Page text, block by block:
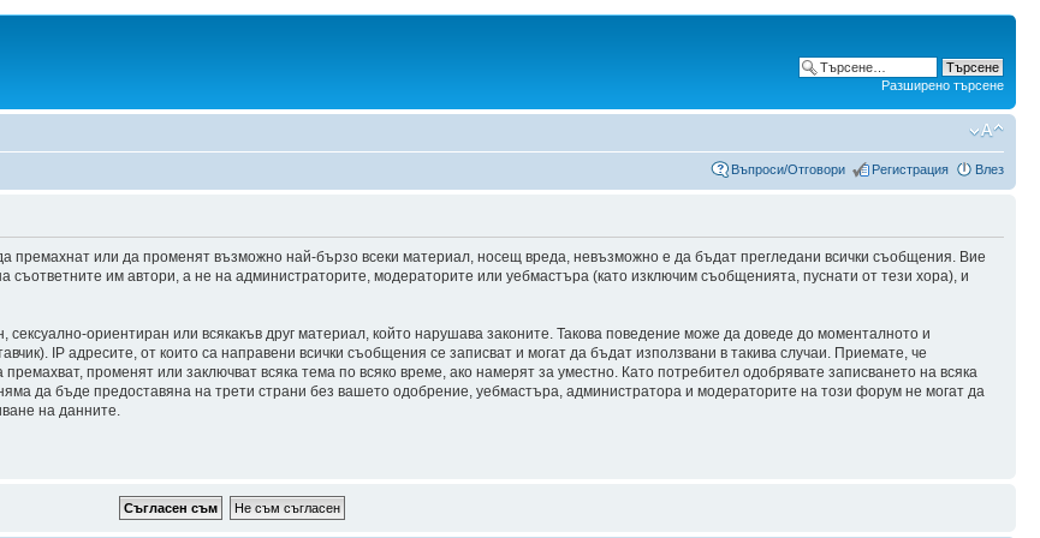
Разширено търсене
Въпроси/Отговори Регистрация Влез
премахнат или да променят възможно най-бързо всеки материал, носещ вреда, невъзможно е да бъдат прегледани всички съобщения. Вие
им автори, а не на администраторите, модераторите или уебмастъра (като изключим съобщенията, пуснати от тези хора), и
ориентиран или всякакъв друг материал, който нарушава законите. Такова поведение може да доведе до моменталното и
IP адресите, от които са направени всички съобщения се записват и могат да бъдат използвани в такива случаи. Приемате, че
променят или заключват всяка тема по всяко време, ако намерят за уместно. Като потребител одобрявате записването на всяка
да бъде предоставяна на трети страни без вашето одобрение, уебмастъра, администратора и модераторите на този форум не могат да
на данните.